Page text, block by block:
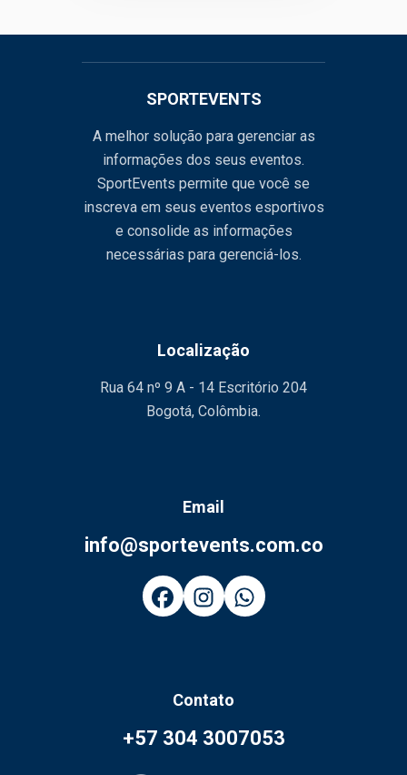
SPORTEVENTS
A melhor solução para gerenciar as
informações dos seus eventos.
SportEvents permite que você se
inscreva em seus eventos esportivos
e consolide as informações
necessárias para gerenciá-los.
Localização
Rua 64 nº 9 A - 14 Escritório 204
Bogotá, Colômbia.
Email
info@sportevents.com.co
Contato
+57 304 3007053